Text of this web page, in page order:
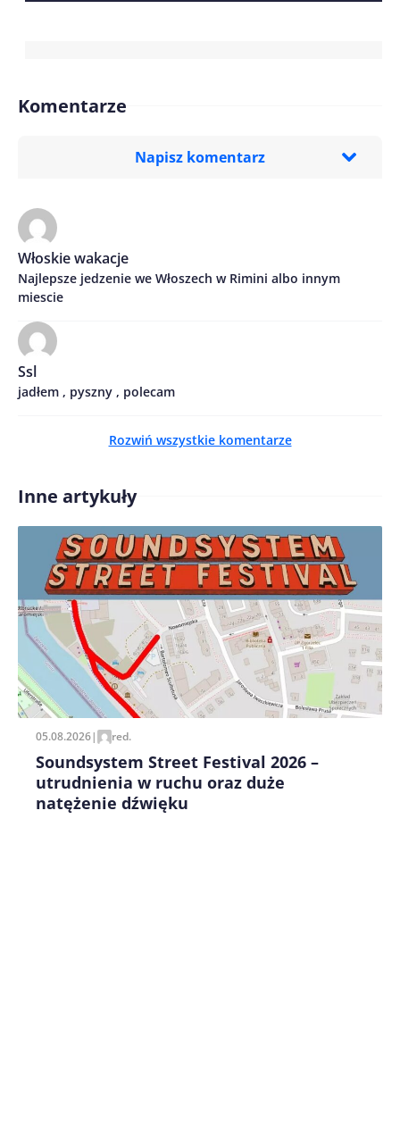
Komentarze
Napisz komentarz
Treść komentarza*
Imię/ Nick*
Zapamiętaj moje dane w tej przeglądarce podczas
Włoskie wakacje
Najlepsze jedzenie we Włoszech w Rimini albo innym
miescie
Ssl
jadłem , pyszny , polecam
Rozwiń wszystkie komentarze
Inne artykuły
05.08.2026| red.
Soundsystem Street Festival 2026 –
utrudnienia w ruchu oraz duże
natężenie dźwięku